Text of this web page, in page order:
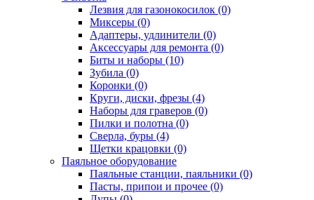
Лезвия для газонокосилок (0)
Миксеры (0)
Адаптеры, удлинители (0)
Аксессуары для ремонта (0)
Биты и наборы (10)
Зубила (0)
Коронки (0)
Круги, диски, фрезы (4)
Наборы для граверов (0)
Пилки и полотна (0)
Сверла, буры (4)
Щетки крацовки (0)
Паяльное оборудование
Паяльные станции, паяльники (0)
Пасты, припои и прочее (0)